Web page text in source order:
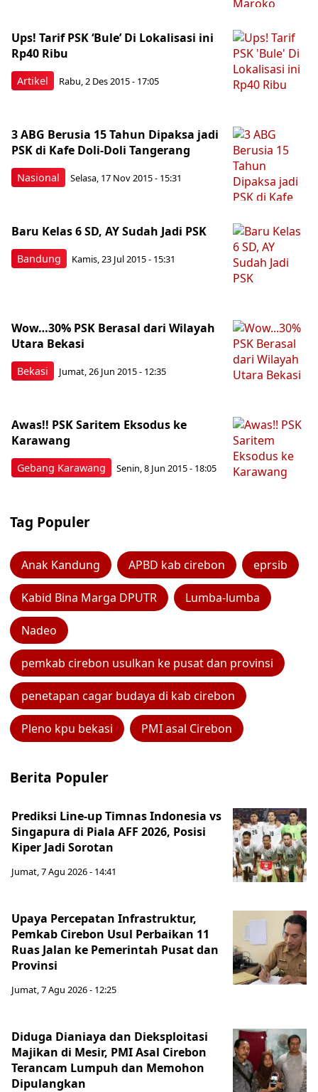
Artikel
Ups! Tarif PSK ‘Bule’ Di Lokalisasi ini
Rp40 Ribu
Rabu, 2 Des 2015 - 17:05
Nasional
3 ABG Berusia 15 Tahun Dipaksa jadi
PSK di Kafe Doli-Doli Tangerang
Selasa, 17 Nov 2015 - 15:31
Bandung
Baru Kelas 6 SD, AY Sudah Jadi PSK
Kamis, 23 Jul 2015 - 15:31
Bekasi
Wow…30% PSK Berasal dari Wilayah
Utara Bekasi
Jumat, 26 Jun 2015 - 12:35
Gebang Karawang
Awas!! PSK Saritem Eksodus ke
Karawang
Senin, 8 Jun 2015 - 18:05
Tag Populer
Anak Kandung APBD kab cirebon eprsib
Kabid Bina Marga DPUTR Lumba-lumba
Nadeo
pemkab cirebon usulkan ke pusat dan provinsi
penetapan cagar budaya di kab cirebon
Pleno kpu bekasi PMI asal Cirebon
Berita Populer
Prediksi Line-up Timnas Indonesia vs
Singapura di Piala AFF 2026, Posisi
Kiper Jadi Sorotan
Jumat, 7 Agu 2026 - 14:41
Upaya Percepatan Infrastruktur,
Pemkab Cirebon Usul Perbaikan 11
Ruas Jalan ke Pemerintah Pusat dan
Provinsi
Jumat, 7 Agu 2026 - 12:25
Diduga Dianiaya dan Dieksploitasi
Majikan di Mesir, PMI Asal Cirebon
Terancam Lumpuh dan Memohon
Dipulangkan